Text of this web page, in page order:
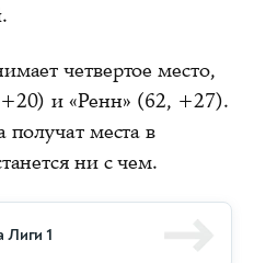
четвертое место,
и «Ренн» (62, +27).
получат места в
ни с чем.
Лиги 1